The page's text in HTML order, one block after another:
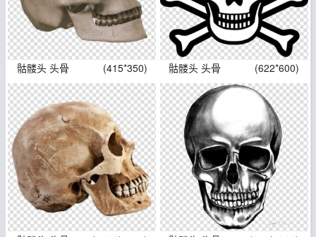
骷髅头 头骨 (415*350) 骷髅头 头骨 (622*600)